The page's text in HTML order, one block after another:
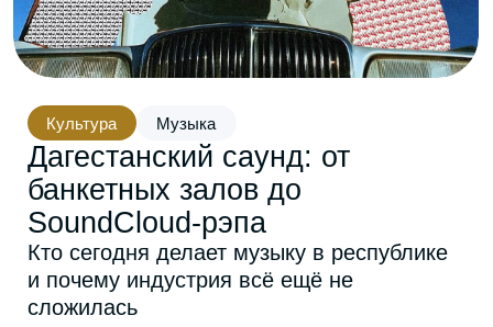
Дагестанский саунд: от
банкетных залов до
SoundCloud-рэпа
и почему индустрия всё ещё не
сложилась
В Дагестане музыкой зарабатывают сотни